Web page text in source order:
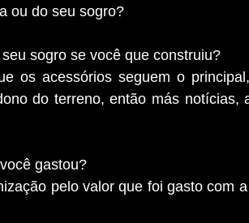
ou do seu sogro?
sogro se você que construiu?
os acessórios seguem o
do terreno, então más notícias,
gastou?
pelo valor que foi gasto com